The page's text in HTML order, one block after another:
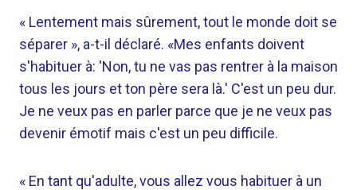
« Lentement mais sûrement, tout le monde doit se
séparer », a-t-il déclaré. «Mes enfants doivent
s'habituer à: 'Non, tu ne vas pas rentrer à la maison
tous les jours et ton père sera là.' C'est un peu dur.
Je ne veux pas en parler parce que je ne veux pas
devenir émotif mais c'est un peu difficile.
« En tant qu'adulte, vous allez vous habituer à un